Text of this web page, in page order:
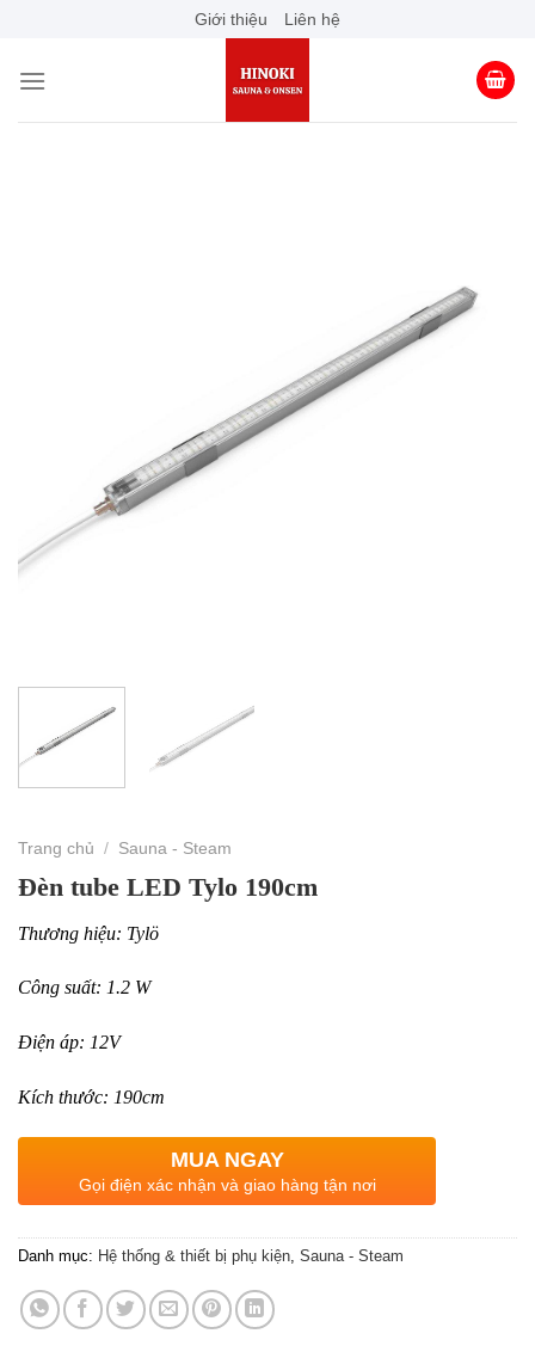
content
Giới thiệu Liên hệ
Trang chủ / Sauna - Steam
Đèn tube LED Tylo 190cm
Thương hiệu: Tylö
Công suất: 1.2 W
Điện áp: 12V
Kích thước: 190cm
MUA NGAY
Gọi điện xác nhận và giao hàng tận nơi
Danh mục: Hệ thống & thiết bị phụ kiện Sauna - Steam